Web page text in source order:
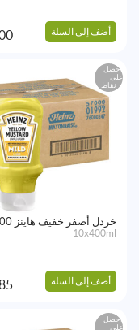
أضف إلى السلة
احصل
على
نقاط
خردل أصفر خفيف هاينز 400 مل
10x400ml
أضف إلى السلة
احصل
على